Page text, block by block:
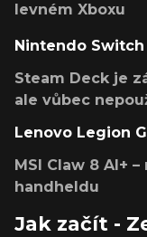
levném Xboxu
Nintendo
Steam Deck je
ale vůbec
Lenovo Legion
MSI Claw 8 AI+
handheldu
Jak začít -